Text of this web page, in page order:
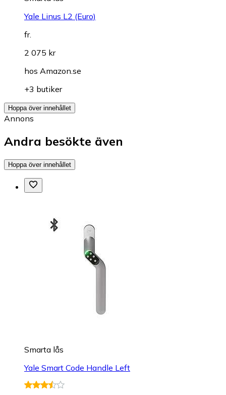
Yale Linus L2 (Euro)
fr.
2 075 kr
hos Amazon.se
+3 butiker
Hoppa över innehållet
Annons
Andra besökte även
Hoppa över innehållet
Smarta lås
Yale Smart Code Handle Left